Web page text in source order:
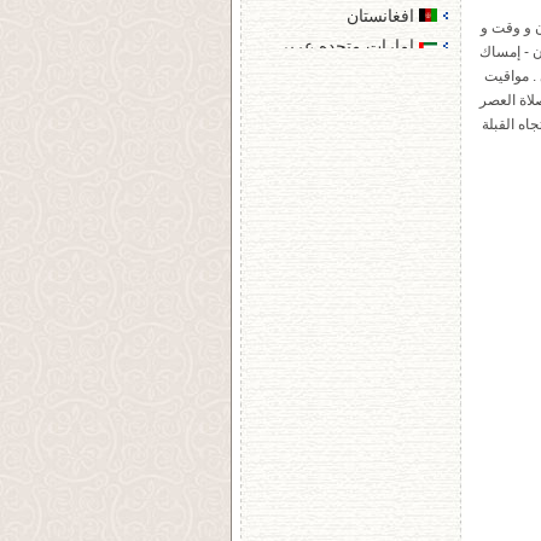
و وقت و
- إمساك
. مواقيت
العصر
القبلة
افغانستان
امارات متحده عربی
جمهوری ترک قبرس شمالی